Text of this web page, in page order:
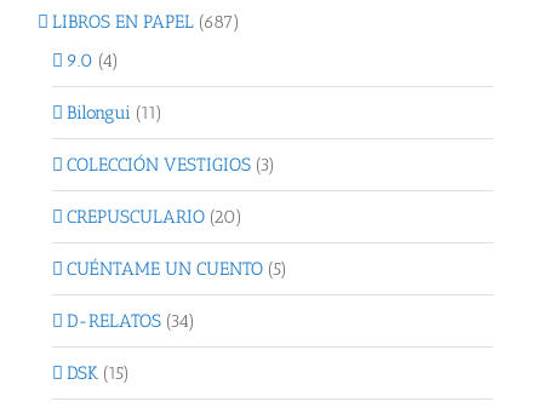
LIBROS EN PAPEL (687)
9.0 (4)
Bilongui (11)
COLECCIÓN VESTIGIOS (3)
CREPUSCULARIO (20)
CUÉNTAME UN CUENTO (5)
D-RELATOS (34)
DSK (15)